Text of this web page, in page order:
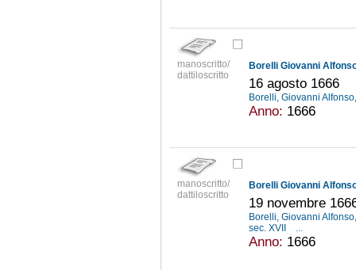
manoscritto/
dattiloscritto
Borelli Giovanni
16 agosto 1666
Borelli, Giovanni
Anno: 1666
manoscritto/
dattiloscritto
Borelli Giovanni
19 novembre
Borelli, Giovanni
sec. XVII
...
Anno: 1666